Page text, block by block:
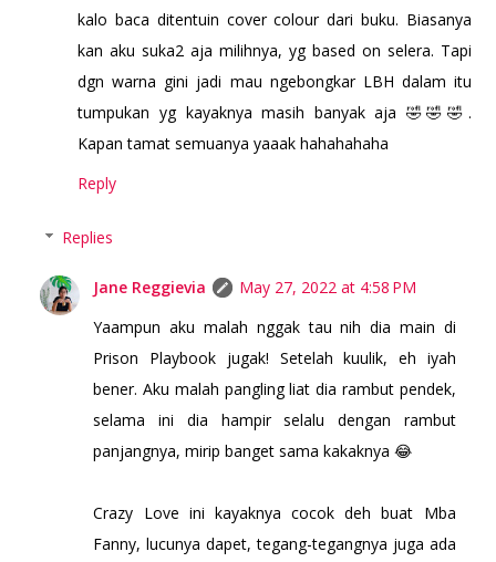
kalo baca ditentuin cover colour dari buku. Biasanya
kan aku suka2 aja milihnya, yg based on selera. Tapi
dgn warna gini jadi mau ngebongkar LBH dalam itu
tumpukan yg kayaknya masih banyak aja 🤣🤣🤣.
Kapan tamat semuanya yaaak hahahahaha
Reply
Replies
Jane Reggievia
May 27, 2022 at 4:58 PM
Yaampun aku malah nggak tau nih dia main di
Prison Playbook jugak! Setelah kuulik, eh iyah
bener. Aku malah pangling liat dia rambut pendek,
selama ini dia hampir selalu dengan rambut
panjangnya, mirip banget sama kakaknya 😂
Crazy Love ini kayaknya cocok deh buat Mba
Fanny, lucunya dapet, tegang-tegangnya juga ada